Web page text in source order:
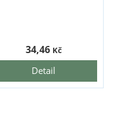
Detail
34,46 Kč